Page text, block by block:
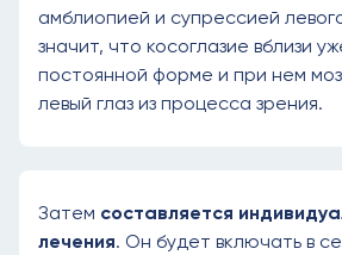
амблиопией и супрессией
значит, что косоглазие вблизи
постоянной форме и при нем
левый глаз из процесса зрения.
Затем составляется
лечения. Он будет включать в